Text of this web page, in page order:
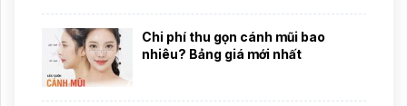
Chi phí thu gọn cánh mũi bao
nhiêu? Bảng giá mới nhất